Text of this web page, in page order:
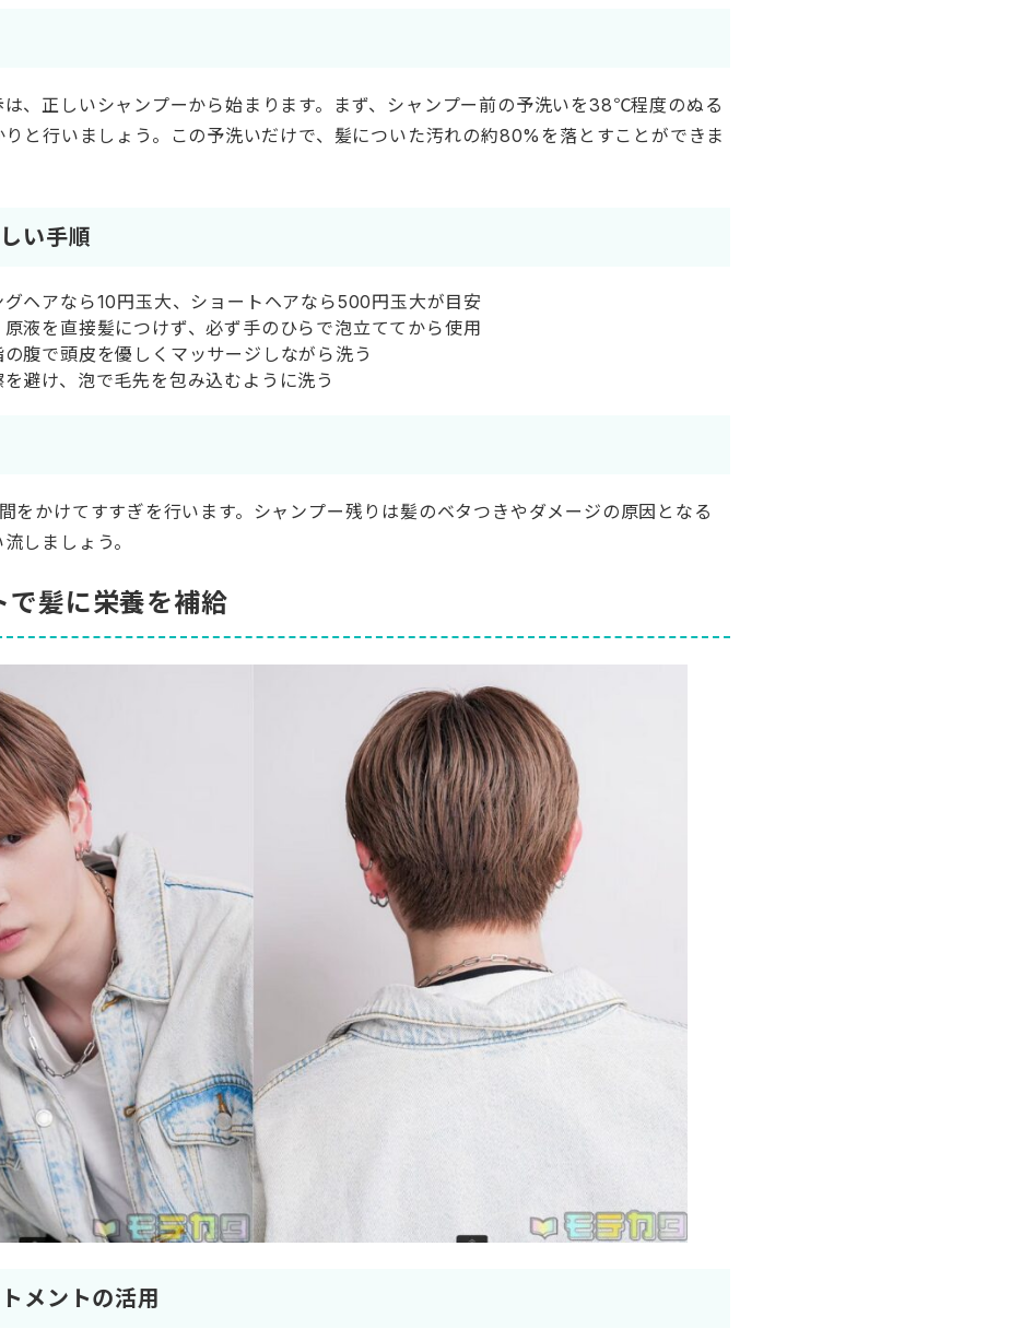
は、正しいシャンプーから始まります。まず、シャンプー前の予洗いを38℃程度のぬる
りと行いましょう。この予洗いだけで、髪についた汚れの約80%を落とすことができま
い手順
グヘアなら10円玉大、ショートヘアなら500円玉大が目安
原液を直接髪につけず、必ず手のひらで泡立ててから使用
の腹で頭皮を優しくマッサージしながら洗う
を避け、泡で毛先を包み込むように洗う
をかけてすすぎを行います。シャンプー残りは髪のベタつきやダメージの原因となる
しましょう。
で髪に栄養を補給
メントの活用